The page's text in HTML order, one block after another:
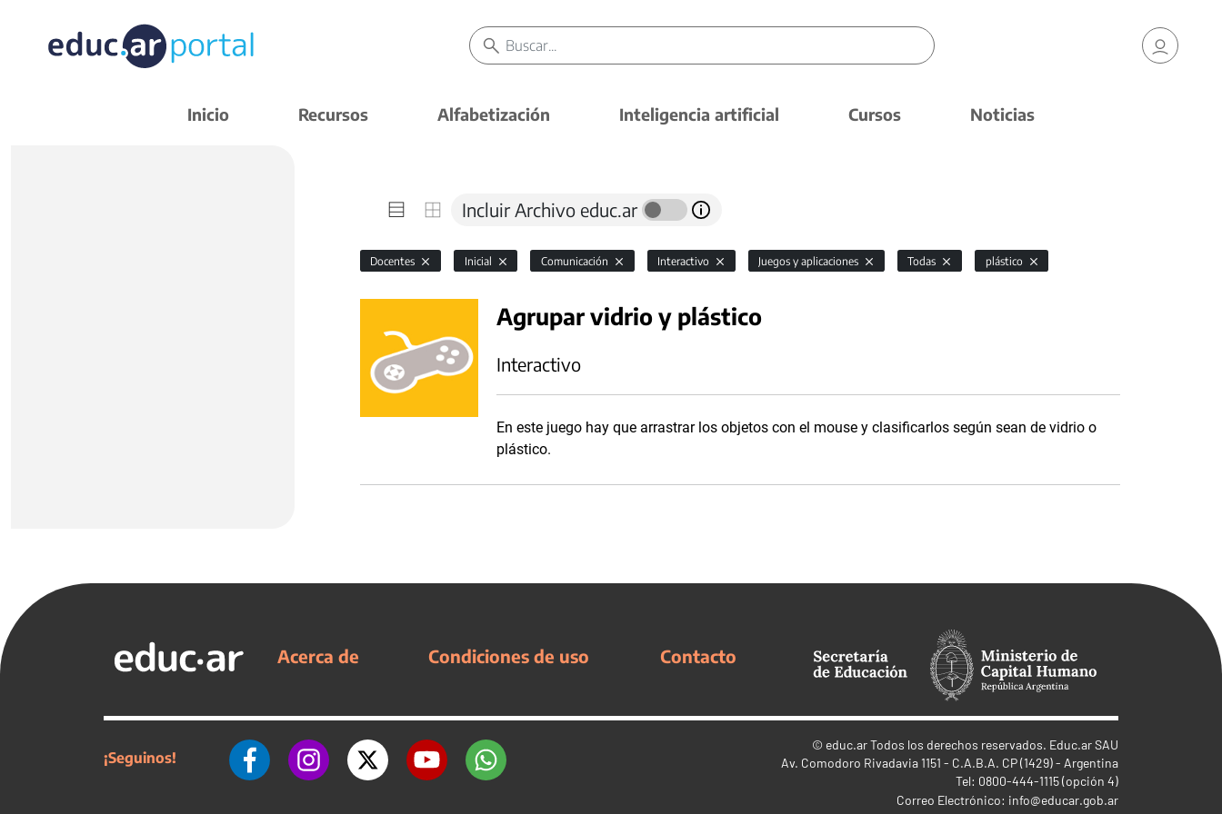
Inicio Recursos Alfabetización Inteligencia artificial Cursos Noticias
Incluir Archivo educ.ar
Docentes Inicial Comunicación Interactivo Juegos y aplicaciones Todas plástico
Agrupar vidrio y plástico
Interactivo
En este juego hay que arrastrar los objetos con el mouse y clasificarlos según sean de vidrio o
plástico.
Acerca de Condiciones de uso Contacto
¡Seguinos!
© educ.arTodos los derechos reservados. Educ.ar SAU
Av. Comodoro Rivadavia 1151 - C.A.B.A. CP (1429) - Argentina
Tel: 0800-444-1115 (opción 4)
Correo Electrónico: info@educar.gob.ar